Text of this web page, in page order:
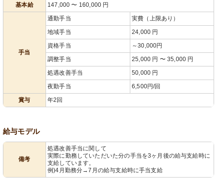
基本給 147,000 〜 160,000 円
手当
通勤手当
実費（上限あり）
地域手当
24,000 円
資格手当
～30,000円
調整手当
25,000 円 〜 35,000 円
処遇改善手当
50,000 円
夜勤手当
6,500円/回
賞与
年2回
給与モデル
備考
処遇改善手当に関して
実際に勤務していただいた分の手当を3ヶ月後の給与支給時に
支給しています。
例)4月勤務分→7月の給与支給時に手当支給